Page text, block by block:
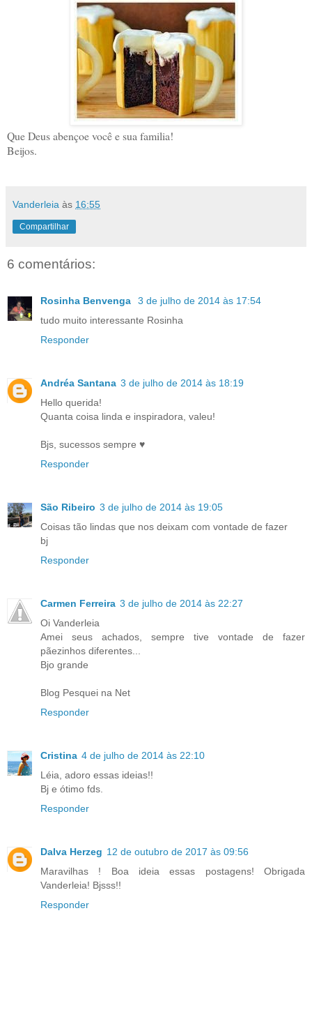
Que Deus abençoe você e sua familia!
Beijos.
Vanderleia às 16:55
Compartilhar
6 comentários:
Rosinha Benvenga
3 de julho de 2014 às 17:54
tudo muito interessante Rosinha
Responder
Andréa Santana 3 de julho de 2014 às 18:19
Hello querida!
Quanta coisa linda e inspiradora, valeu!
Bjs, sucessos sempre ♥
Responder
São Ribeiro 3 de julho de 2014 às 19:05
Coisas tão lindas que nos deixam com vontade de fazer
bj
Responder
Carmen Ferreira 3 de julho de 2014 às 22:27
Oi Vanderleia
Amei seus achados, sempre tive vontade de fazer
pãezinhos diferentes...
Bjo grande
Blog Pesquei na Net
Responder
Cristina 4 de julho de 2014 às 22:10
Léia, adoro essas ideias!!
Bj e ótimo fds.
Responder
Dalva Herzeg 12 de outubro de 2017 às 09:56
Maravilhas ! Boa ideia essas postagens! Obrigada
Vanderleia! Bjsss!!
Responder